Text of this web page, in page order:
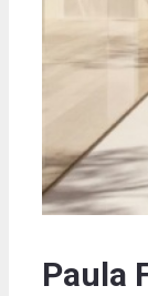
Paula